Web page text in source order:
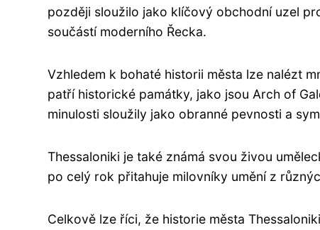
později sloužilo jako klíčový obchodní uzel
součástí moderního Řecka.
Vzhledem k bohaté historii města lze nalézt
patří historické památky, jako jsou Arch of
minulosti sloužily jako obranné pevnosti a
Thessaloniki je také známá svou živou
po celý rok přitahuje milovníky umění z
Celkově lze říci, že historie města